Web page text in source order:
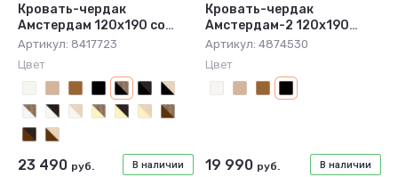
Кровать-чердак
Амстердам 120х190 со
столом чёрный/дуб крафт
табак
Артикул: 8417723
Цвет
В наличии
23 490 руб.
Кровать-чердак
Амстердам-2 120x190
чёрный
Артикул: 4874530
Цвет
В наличии
19 990 руб.